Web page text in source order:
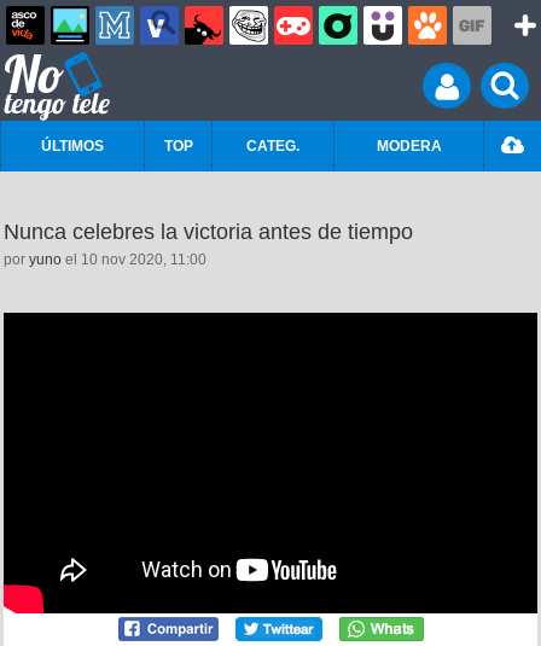
ÚLTIMOS TOP CATEG. MODERA
Nunca celebres la victoria antes de tiempo
por yuno el 10 nov 2020, 11:00